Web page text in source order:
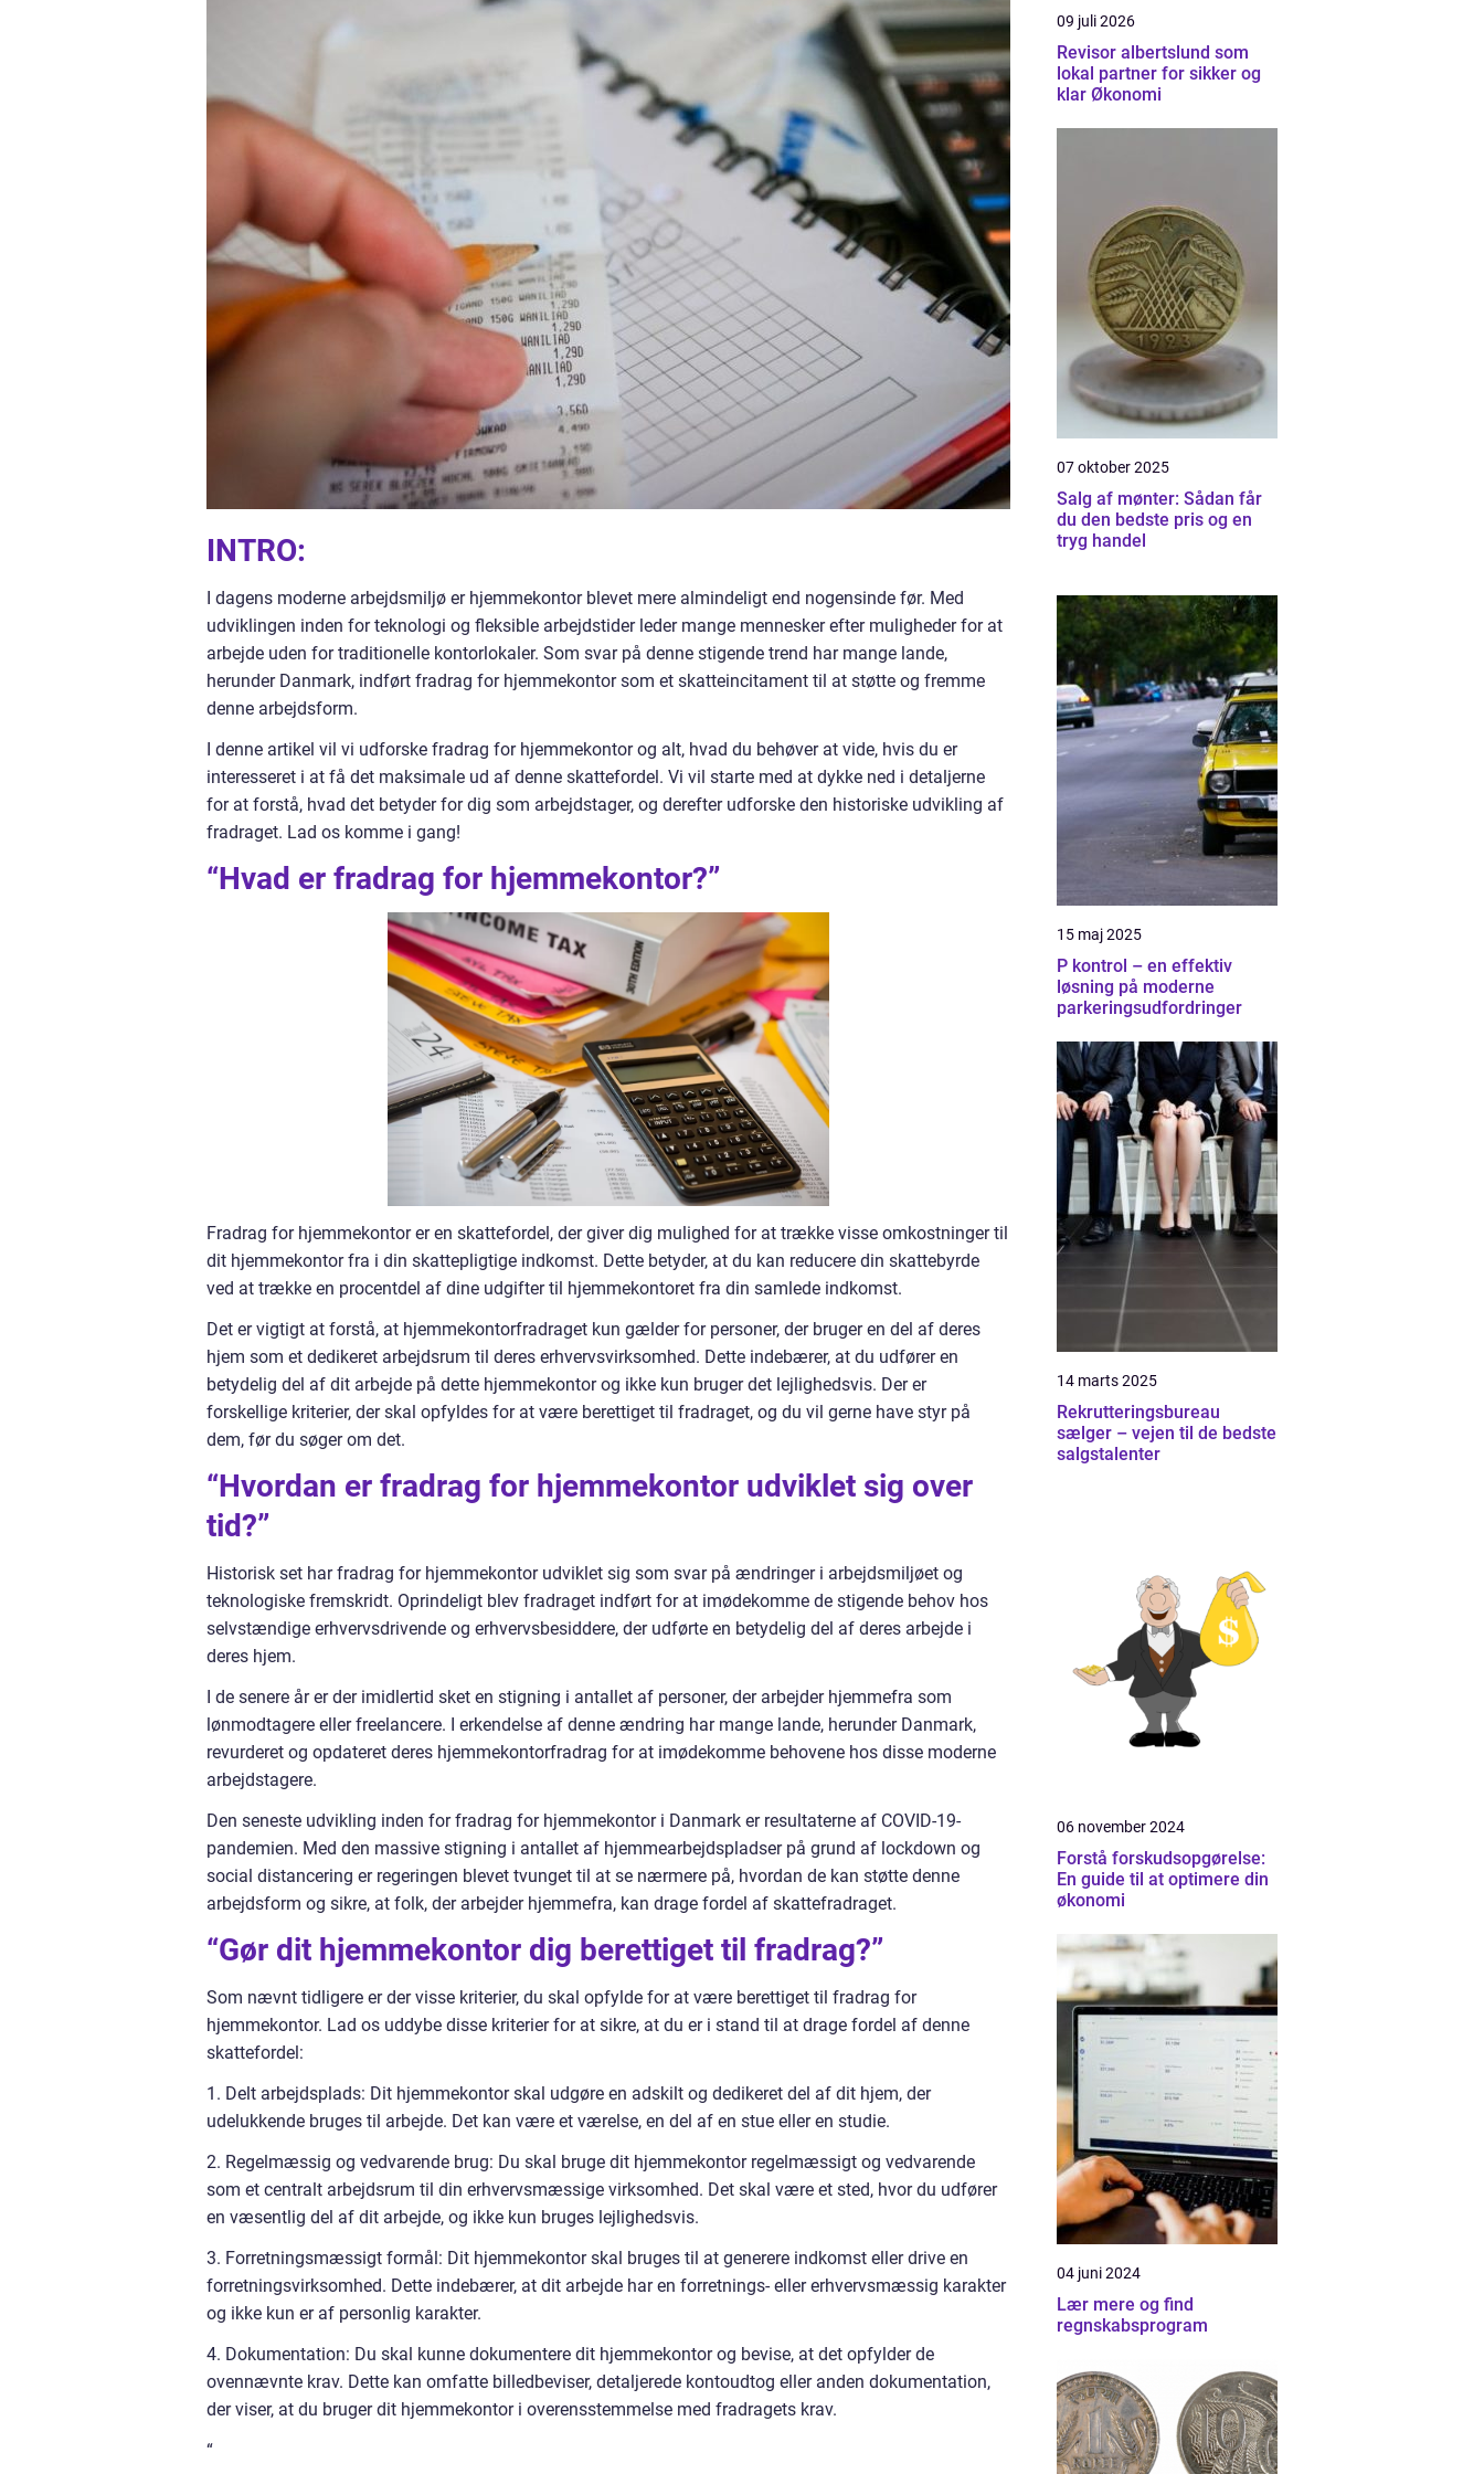
INTRO:
I dagens moderne arbejdsmiljø er hjemmekontor blevet mere almindeligt end nogensinde før. Med
udviklingen inden for teknologi og fleksible arbejdstider leder mange mennesker efter muligheder for at
arbejde uden for traditionelle kontorlokaler. Som svar på denne stigende trend har mange lande,
herunder Danmark, indført fradrag for hjemmekontor som et skatteincitament til at støtte og fremme
denne arbejdsform.
I denne artikel vil vi udforske fradrag for hjemmekontor og alt, hvad du behøver at vide, hvis du er
interesseret i at få det maksimale ud af denne skattefordel. Vi vil starte med at dykke ned i detaljerne
for at forstå, hvad det betyder for dig som arbejdstager, og derefter udforske den historiske udvikling af
fradraget. Lad os komme i gang!
“Hvad er fradrag for hjemmekontor?”
Fradrag for hjemmekontor er en skattefordel, der giver dig mulighed for at trække visse omkostninger til
dit hjemmekontor fra i din skattepligtige indkomst. Dette betyder, at du kan reducere din skattebyrde
ved at trække en procentdel af dine udgifter til hjemmekontoret fra din samlede indkomst.
Det er vigtigt at forstå, at hjemmekontorfradraget kun gælder for personer, der bruger en del af deres
hjem som et dedikeret arbejdsrum til deres erhvervsvirksomhed. Dette indebærer, at du udfører en
betydelig del af dit arbejde på dette hjemmekontor og ikke kun bruger det lejlighedsvis. Der er
forskellige kriterier, der skal opfyldes for at være berettiget til fradraget, og du vil gerne have styr på
dem, før du søger om det.
“Hvordan er fradrag for hjemmekontor udviklet sig over
tid?”
Historisk set har fradrag for hjemmekontor udviklet sig som svar på ændringer i arbejdsmiljøet og
teknologiske fremskridt. Oprindeligt blev fradraget indført for at imødekomme de stigende behov hos
selvstændige erhvervsdrivende og erhvervsbesiddere, der udførte en betydelig del af deres arbejde i
deres hjem.
I de senere år er der imidlertid sket en stigning i antallet af personer, der arbejder hjemmefra som
lønmodtagere eller freelancere. I erkendelse af denne ændring har mange lande, herunder Danmark,
revurderet og opdateret deres hjemmekontorfradrag for at imødekomme behovene hos disse moderne
arbejdstagere.
Den seneste udvikling inden for fradrag for hjemmekontor i Danmark er resultaterne af COVID-19-
pandemien. Med den massive stigning i antallet af hjemmearbejdspladser på grund af lockdown og
social distancering er regeringen blevet tvunget til at se nærmere på, hvordan de kan støtte denne
arbejdsform og sikre, at folk, der arbejder hjemmefra, kan drage fordel af skattefradraget.
“Gør dit hjemmekontor dig berettiget til fradrag?”
Som nævnt tidligere er der visse kriterier, du skal opfylde for at være berettiget til fradrag for
hjemmekontor. Lad os uddybe disse kriterier for at sikre, at du er i stand til at drage fordel af denne
skattefordel:
1. Delt arbejdsplads: Dit hjemmekontor skal udgøre en adskilt og dedikeret del af dit hjem, der
udelukkende bruges til arbejde. Det kan være et værelse, en del af en stue eller en studie.
2. Regelmæssig og vedvarende brug: Du skal bruge dit hjemmekontor regelmæssigt og vedvarende
som et centralt arbejdsrum til din erhvervsmæssige virksomhed. Det skal være et sted, hvor du udfører
en væsentlig del af dit arbejde, og ikke kun bruges lejlighedsvis.
3. Forretningsmæssigt formål: Dit hjemmekontor skal bruges til at generere indkomst eller drive en
forretningsvirksomhed. Dette indebærer, at dit arbejde har en forretnings- eller erhvervsmæssig karakter
og ikke kun er af personlig karakter.
4. Dokumentation: Du skal kunne dokumentere dit hjemmekontor og bevise, at det opfylder de
ovennævnte krav. Dette kan omfatte billedbeviser, detaljerede kontoudtog eller anden dokumentation,
der viser, at du bruger dit hjemmekontor i overensstemmelse med fradragets krav.
“
09 juli 2026
Revisor albertslund som
lokal partner for sikker og
klar Økonomi
07 oktober 2025
Salg af mønter: Sådan får
du den bedste pris og en
tryg handel
15 maj 2025
P kontrol – en effektiv
løsning på moderne
parkeringsudfordringer
14 marts 2025
Rekrutteringsbureau
sælger – vejen til de bedste
salgstalenter
06 november 2024
Forstå forskudsopgørelse:
En guide til at optimere din
økonomi
04 juni 2024
Lær mere og find
regnskabsprogram